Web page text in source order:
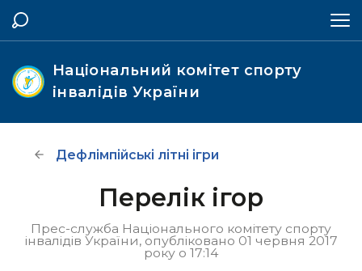
Національний комітет спорту
інвалідів України
Дефлімпійські літні ігри
Перелік ігор
Прес-служба Національного комітету спорту
інвалідів України, опубліковано 01 червня 2017
року о 17:14